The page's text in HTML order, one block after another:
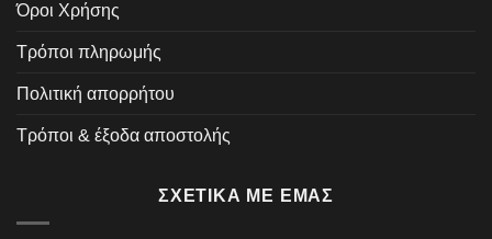
Όροι Χρήσης
Τρόποι πληρωμής
Πολιτική απορρήτου
Τρόποι & έξοδα αποστολής
ΣΧΕΤΙΚΆ ΜΕ ΕΜΆΣ